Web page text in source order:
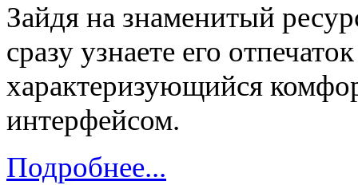
Зайдя на знаменитый
сразу узнаете его
характеризующийся
интерфейсом.
Подробнее...